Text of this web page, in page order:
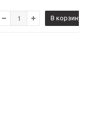
В корзину